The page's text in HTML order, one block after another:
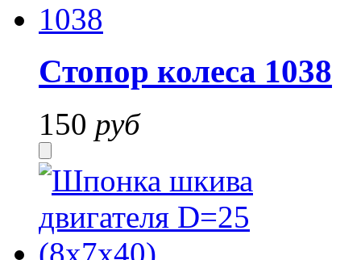
Стопор колеса 1038
150 руб